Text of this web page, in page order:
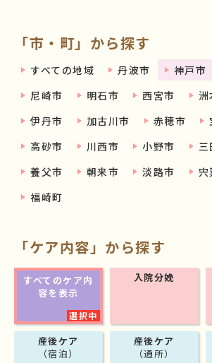
「市・町」から探す
すべての地域 丹波市 神戸市
尼崎市
明石市 西宮市 洲
伊丹市
加古川市 赤穂市
高砂市
川西市 小野市 三
養父市
朝来市 淡路市 宍
福崎町
「ケア内容」から探す
すべてのケア内
容を表示
入院分娩
産後ケア
（宿泊）
産後ケア
（通所）